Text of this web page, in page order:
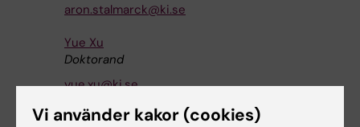
aron.stalmarck@ki.se
Yue Xu
Doktorand
yue.xu@ki.se
Vi använder kakor (cookies)